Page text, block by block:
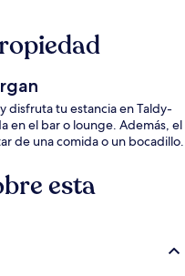
disfruta tu estancia en Taldy-
en el bar o lounge. Además, el
de una comida o un bocadillo.
esta